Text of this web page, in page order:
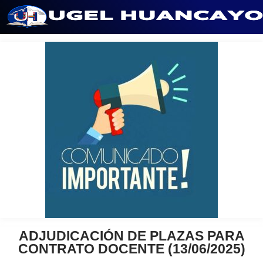
ADJUDICACIÓN DE PLAZAS PARA
CONTRATO DOCENTE (13/06/2025)